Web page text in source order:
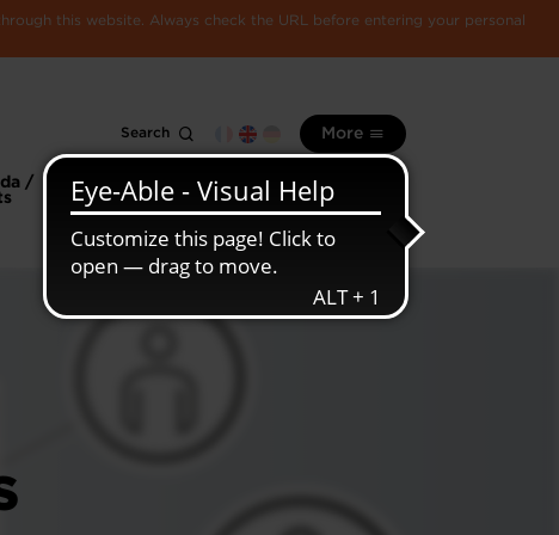
this website. Always check the URL before entering your personal
Search More
/
information
Luxembourg
economy